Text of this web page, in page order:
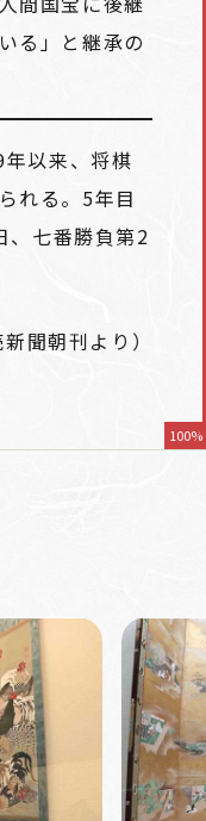
る」と継承の
以来、将棋
れる。5年目
、七番勝負第2
聞朝刊より）
100%